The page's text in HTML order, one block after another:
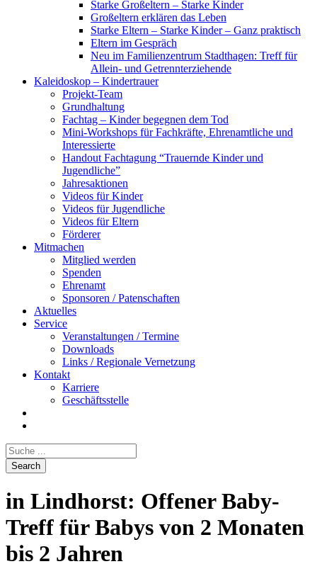
Starke Großeltern – Starke Kinder
Großeltern erklären das Leben
Starke Eltern – Starke Kinder – Ganz praktisch
Eltern im Gespräch
Neu im Familienzentrum Stadthagen: Treff für
Allein- und Getrennterziehende
Kaleidoskop – Kindertrauer
Projekt-Team
Grundhaltung
Fachtag – Kinder begegnen dem Tod
Mini-Workshops für Fachkräfte, Ehrenamtliche und
Interessierte
Handout Fachtagung “Trauernde Kinder und
Jugendliche”
Jahresaktionen
Videos für Kinder
Videos für Jugendliche
Videos für Eltern
Förderer
Mitmachen
Mitglied werden
Spenden
Ehrenamt
Sponsoren / Patenschaften
Aktuelles
Service
Veranstaltungen / Termine
Downloads
Links / Regionale Vernetzung
Kontakt
Karriere
Geschäftsstelle
in Lindhorst: Offener Baby-
Treff für Babys von 2 Monaten
bis 2 Jahren